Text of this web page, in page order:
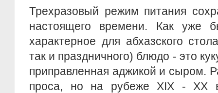
Трехразовый режим питания
настоящего времени. Как уже
характерное для абхазского
так и праздничного) блюдо - это
приправленная аджикой и сыром.
проса, но на рубеже XIX - XX